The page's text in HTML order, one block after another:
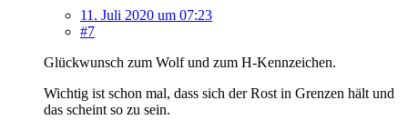
11. Juli 2020 um 07:23
#7
Glückwunsch zum Wolf und zum H-Kennzeichen.
Wichtig ist schon mal, dass sich der Rost in Grenzen hält und
das scheint so zu sein.